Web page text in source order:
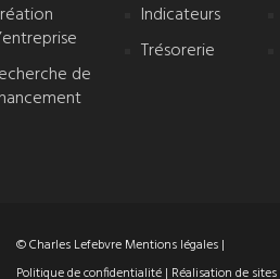
de
Indicateurs
Trésorerie
© Charles Lefebvre Mentions légales |
Politique de confidentialité | Réalisation de sites